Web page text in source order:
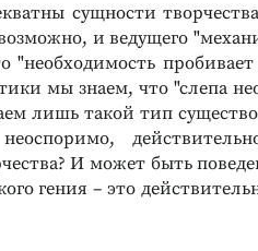
сущности
и ведущего
пробивает
мы знаем, что "слепа
лишь такой тип
И может быть
гения – это